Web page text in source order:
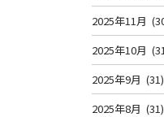
2025年11月
2025年10月
2025年9月 (31)
2025年8月 (31)